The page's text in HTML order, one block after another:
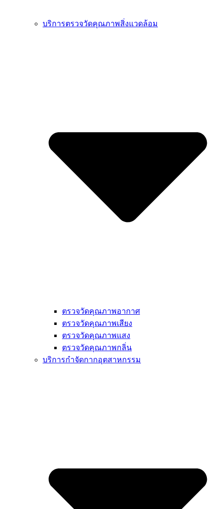
บริการตรวจวัดคุณภาพสิ่งแวดล้อม
ตรวจวัดคุณภาพอากาศ
ตรวจวัดคุณภาพเสียง
ตรวจวัดคุณภาพแสง
ตรวจวัดคุณภาพกลิ่น
บริการกำจัดกากอุตสาหกรรม